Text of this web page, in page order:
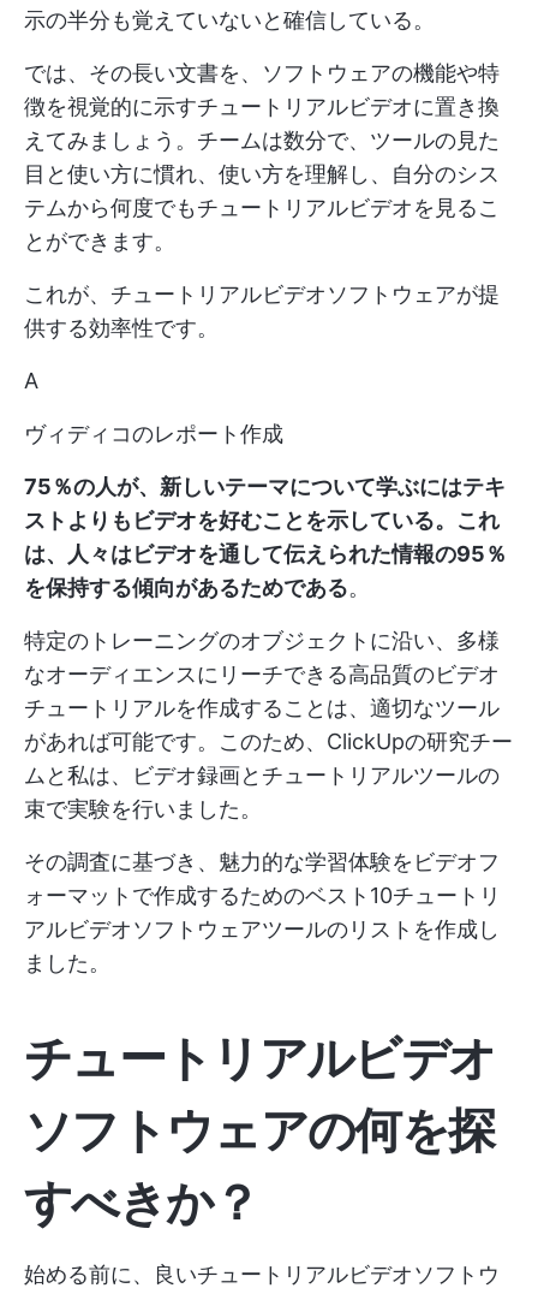
示の半分も覚えていないと確信している。
では、その長い文書を、ソフトウェアの機能や特
徴を視覚的に示すチュートリアルビデオに置き換
えてみましょう。チームは数分で、ツールの見た
目と使い方に慣れ、使い方を理解し、自分のシス
テムから何度でもチュートリアルビデオを見るこ
とができます。
これが、チュートリアルビデオソフトウェアが提
供する効率性です。
A
ヴィディコのレポート作成
75％の人が、新しいテーマについて学ぶにはテキ
ストよりもビデオを好むことを示している。これ
は、人々はビデオを通して伝えられた情報の95％
を保持する傾向があるためである。
特定のトレーニングのオブジェクトに沿い、多様
なオーディエンスにリーチできる高品質のビデオ
チュートリアルを作成することは、適切なツール
があれば可能です。このため、ClickUpの研究チー
ムと私は、ビデオ録画とチュートリアルツールの
束で実験を行いました。
その調査に基づき、魅力的な学習体験をビデオフ
ォーマットで作成するためのベスト10チュートリ
アルビデオソフトウェアツールのリストを作成し
ました。
チュートリアルビデオ
ソフトウェアの何を探
すべきか？
始める前に、良いチュートリアルビデオソフトウ